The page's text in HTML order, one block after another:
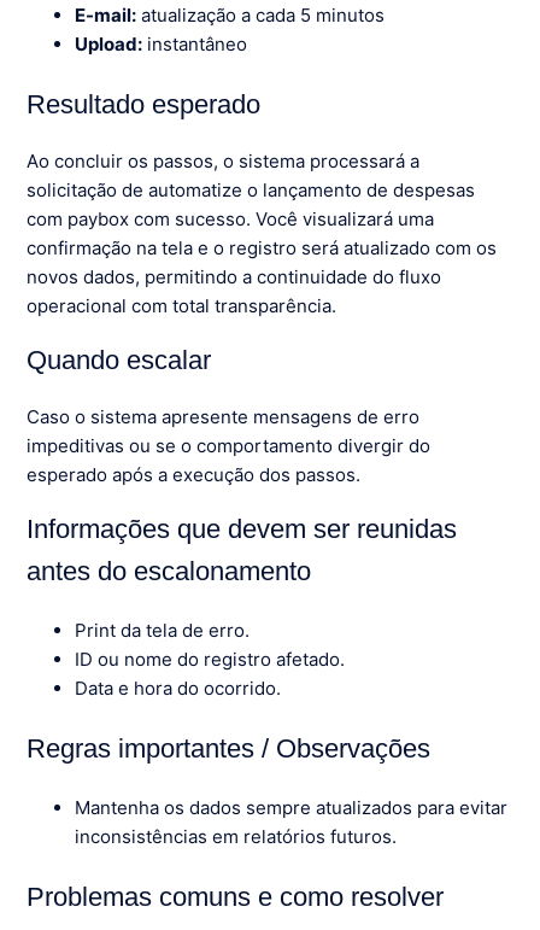
E-mail: atualização a cada 5 minutos
Upload: instantâneo
Resultado esperado
Ao concluir os passos, o sistema processará a
solicitação de automatize o lançamento de despesas
com paybox com sucesso. Você visualizará uma
confirmação na tela e o registro será atualizado com os
novos dados, permitindo a continuidade do fluxo
operacional com total transparência.
Quando escalar
Caso o sistema apresente mensagens de erro
impeditivas ou se o comportamento divergir do
esperado após a execução dos passos.
Informações que devem ser reunidas
antes do escalonamento
Print da tela de erro.
ID ou nome do registro afetado.
Data e hora do ocorrido.
Regras importantes / Observações
Mantenha os dados sempre atualizados para evitar
inconsistências em relatórios futuros.
Problemas comuns e como resolver